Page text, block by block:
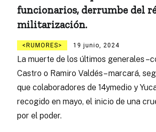
funcionarios, derrumbe del
militarización.
RUMORES 19 junio, 2024
La muerte de los últimos generales
Castro o Ramiro Valdés– marcará,
que colaboradores de 14ymedio y
recogido en mayo, el inicio de una
por el poder.